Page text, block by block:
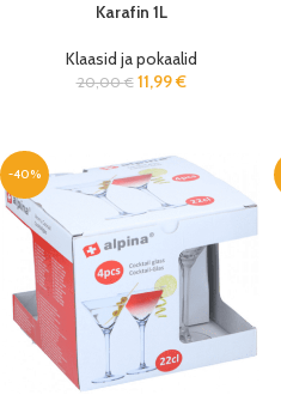
Karafin 1L
Klaasid ja pokaalid
20,00€ 11,99€
-40%